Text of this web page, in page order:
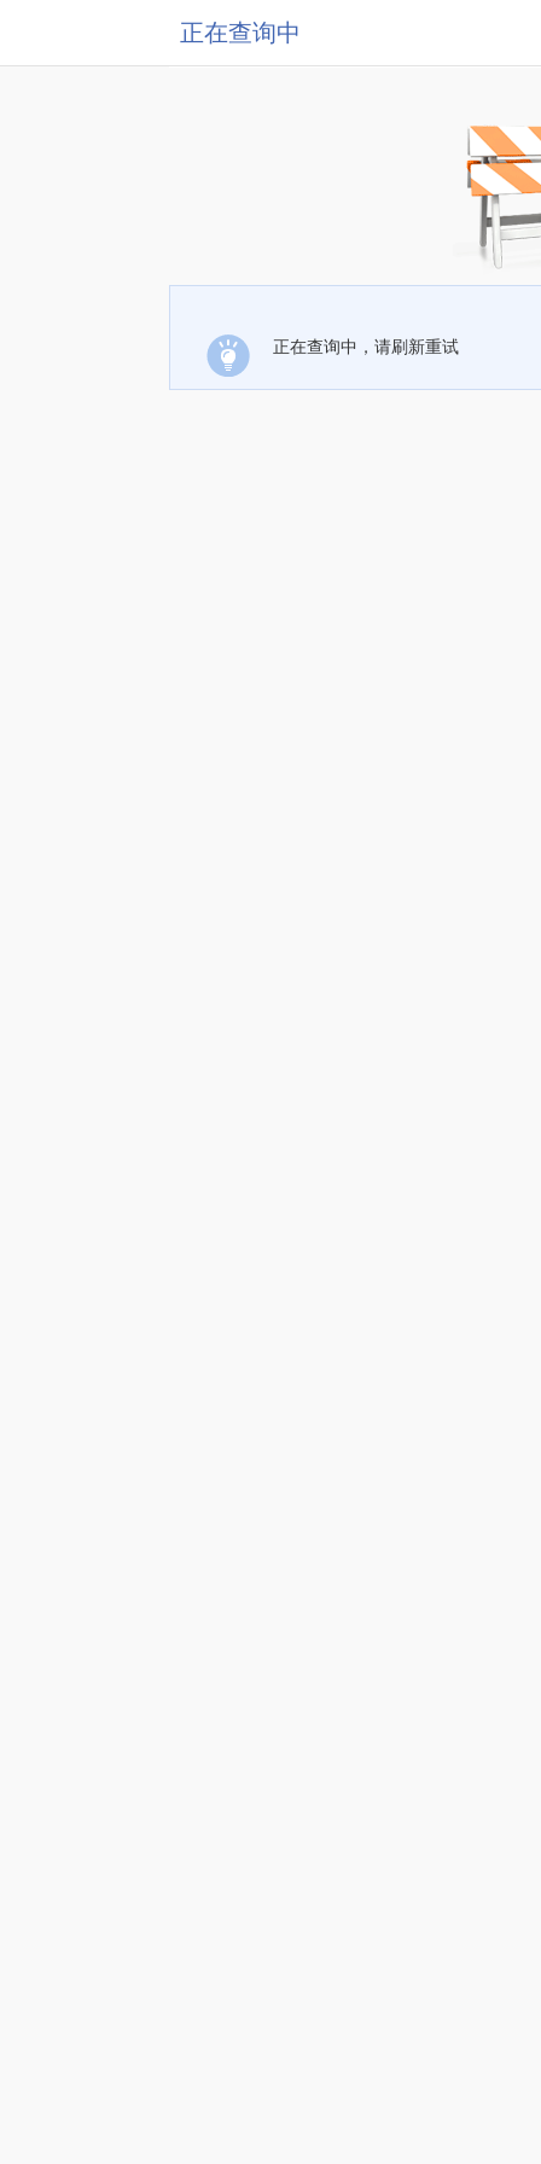
正在查询中
正在查询中，请刷新重试